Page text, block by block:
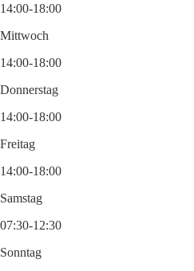
14:00-18:00
Mittwoch
14:00-18:00
Donnerstag
14:00-18:00
Freitag
14:00-18:00
Samstag
07:30-12:30
Sonntag